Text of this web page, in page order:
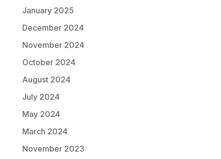
January 2025
December 2024
November 2024
October 2024
August 2024
July 2024
May 2024
March 2024
November 2023